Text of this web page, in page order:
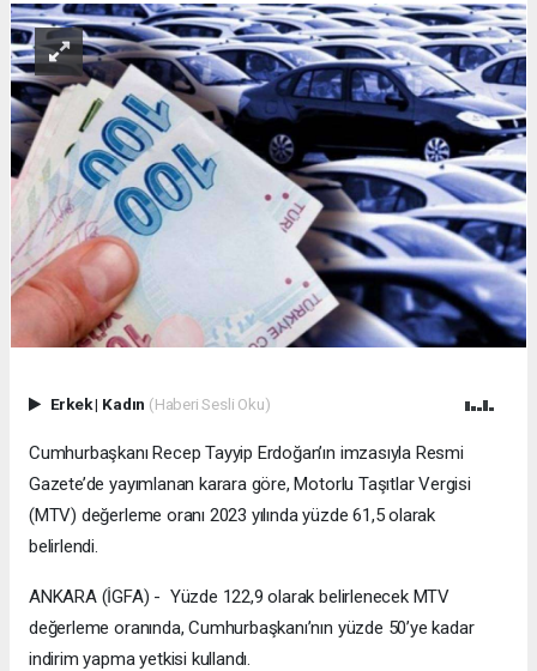
Erkek| Kadın (Haberi Sesli Oku)
Cumhurbaşkanı Recep Tayyip Erdoğan’ın imzasıyla Resmi
Gazete’de yayımlanan karara göre, Motorlu Taşıtlar Vergisi
(MTV) değerleme oranı 2023 yılında yüzde 61,5 olarak
belirlendi.
ANKARA (İGFA) - Yüzde 122,9 olarak belirlenecek MTV
değerleme oranında, Cumhurbaşkanı’nın yüzde 50’ye kadar
indirim yapma yetkisi kullandı.